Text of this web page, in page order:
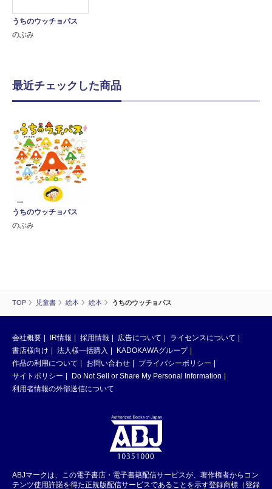
TOP 児童書 絵本 絵本 うちのウッチョパス
うちのウッチョパス
のぶみ
最近チェックした商品
うちのウッチョパス
のぶみ
会社概要 IR情報 採用情報 広告について
ライセンスについて
書店様向け
法人様一括購入
KADOKAWAグループ
作品の利用について
お問い合わせ
プライバシーポリシー
サイトポリシー
Do Not Sell or Share My Personal Information
利用者情報の外部送信について
ABJマークは、この電子書店・電子書籍配信サービスが、著作権者からコン
テンツ使用許諾を得た正規版配信サービスであることを示す登録商標（登録